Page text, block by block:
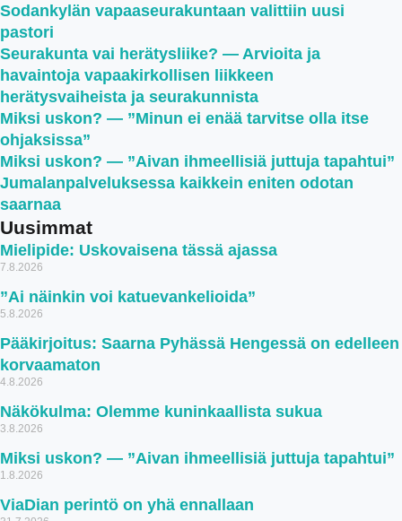
Sodankylän vapaaseurakuntaan valittiin uusi
pastori
Seurakunta vai herätysliike? — Arvioita ja
havaintoja vapaakirkollisen liikkeen
herätysvaiheista ja seurakunnista
Miksi uskon? — ”Minun ei enää tarvitse olla itse
ohjaksissa”
Miksi uskon? — ”Aivan ihmeellisiä juttuja tapahtui”
Jumalanpalveluksessa kaikkein eniten odotan
saarnaa
Uusimmat
Mielipide: Uskovaisena tässä ajassa
7.8.2026
”Ai näinkin voi katuevankelioida”
5.8.2026
Pääkirjoitus: Saarna Pyhässä Hengessä on edelleen
korvaamaton
4.8.2026
Näkökulma: Olemme kuninkaallista sukua
3.8.2026
Miksi uskon? — ”Aivan ihmeellisiä juttuja tapahtui”
1.8.2026
ViaDian perintö on yhä ennallaan